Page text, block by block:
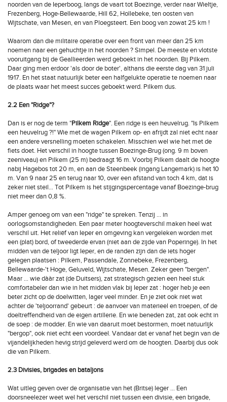
noorden van de Ieperboog, langs de vaart tot Boezinge, verder naar Wieltje,
Frezenberg, Hoge-Bellewaarde, Hill 62, Hollebeke, ten oosten van
Wijtschate, van Mesen, en van Ploegsteert. Een boog van zowat 25 km !
Waarom dan die militaire operatie over een front van meer dan 25 km
noemen naar een gehuchtje in het noorden ? Simpel. De meeste en vlotste
vooruitgang bij de Geallieerden werd geboekt in het noorden. Bij Pilkem.
Daar ging men erdoor 'als door de boter', althans die eerste dag van 31 juli
1917. En het staat natuurlijk beter een halfgelukte operatie te noemen naar
de plaats waar het meest succes geboekt werd. Pilkem dus.
2.2 Een "Ridge"?
Dan is er nog de term "Pilkem Ridge". Een ridge is een heuvelrug. "Is Pilkem
een heuvelrug ?!" Wie met de wagen Pilkem op- en afrijdt zal niet echt naar
een andere versnelling moeten schakelen. Misschien wel wie het met de
fiets doet. Het verschil in hoogte tussen Boezinge-Brug (ong. 9 m boven
zeeniveau) en Pilkem (25 m) bedraagt 16 m. Voorbij Pilkem daalt de hoogte
nabij Hagebos tot 20 m, en aan de Steenbeek (ingang Langemark) is het 10
m. Van 9 naar 25 en terug naar 10, over een afstand van toch 4 km, dat is
zeker niet steil… Tot Pilkem is het stijgingspercentage vanaf Boezinge-brug
niet meer dan 0,8 %.
Amper genoeg om van een "ridge" te spreken. Tenzij … in
oorlogsomstandigheden. Een paar meter hoogteverschil maken heel wat
verschil uit. Het reliëf van Ieper en omgeving kan vergeleken worden met
een (plat) bord, of tweederde ervan (niet aan de zijde van Poperinge). In het
midden van de teljoor ligt Ieper, en de randen zijn dan de iets hoger
gelegen plaatsen : Pilkem, Passendale, Zonnebeke, Frezenberg,
Bellewaarde-'t Hoge, Geluveld, Wijtschate, Mesen. Zeker geen "bergen".
Maar … wie dààr zat (de Duitsers), zat strategisch gezien een heel stuk
comfortabeler dan wie in het midden vlak bij Ieper zat : hoger heb je een
beter zicht op de doelwitten, lager veel minder. En je ziet ook niet wat
achter de 'teljoorrand' gebeurt : de aanvoer van materieel en troepen, of de
doeltreffendheid van de eigen artillerie. En wie beneden zat, zat ook echt in
de soep : de modder. En wie van daaruit moet bestormen, moet natuurlijk
"bergop", ook niet echt een voordeel. Vandaar dat er vanaf het begin van de
vijandelijkheden hevig strijd geleverd werd om de hoogten. Daarbij dus ook
die van Pilkem.
2.3 Divisies, brigades en bataljons
Wat uitleg geven over de organisatie van het (Britse) leger ... Een
doorsneelezer weet wel het verschil niet tussen een divisie, een brigade,